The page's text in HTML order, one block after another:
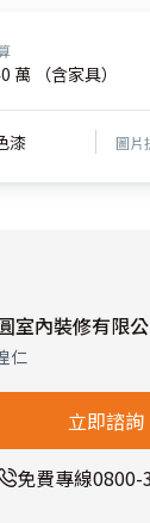
萬 （含家具）
漆 圖片
室內裝修有限
仁
立即諮詢
免費專線0800-